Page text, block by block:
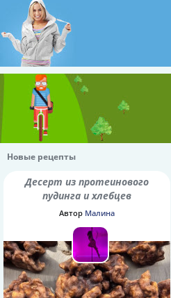
Новые рецепты
Десерт из протеинового
пудинга и хлебцев
Автор Малина